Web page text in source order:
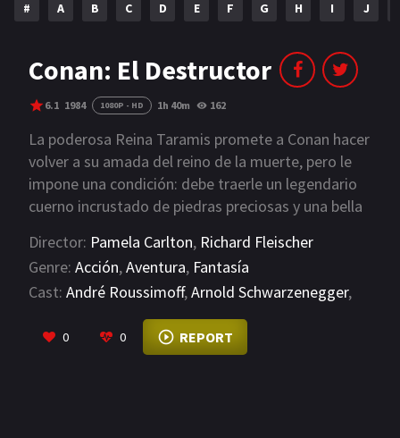
AÑOS
2023 2022
2021 2020
2019 2018
2014 2006
2002 2001
# A B C D E F G H I J
Conan: El Destructor
6.1 1984 1080P - HD 1h 40m 162
La poderosa Reina Taramis promete a Conan hacer
volver a su amada del reino de la muerte, pero le
impone una condición: debe traerle un legendario
cuerno incrustado de piedras preciosas y una bella
Reina quiere utilizar el cuerno para despertar al
durmiente dios Dagoth y sacrificarle a la joven
princesa. Enfrentado con enemigos mortales y
sobrenaturales, Conan debe convocar a las fuerzas
del Bien para derrotar a Taramis e incluso al
Director: Pamela Carlton, Richard Fleischer
Genre: Acción,Aventura, Fantasía
Cast: André Roussimoff,Arnold Schwarzenegger,
VIEW MORE
0 0 REPORT